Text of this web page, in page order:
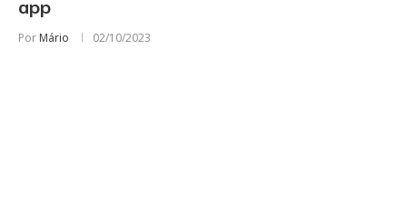
app
Por Mário 02/10/2023